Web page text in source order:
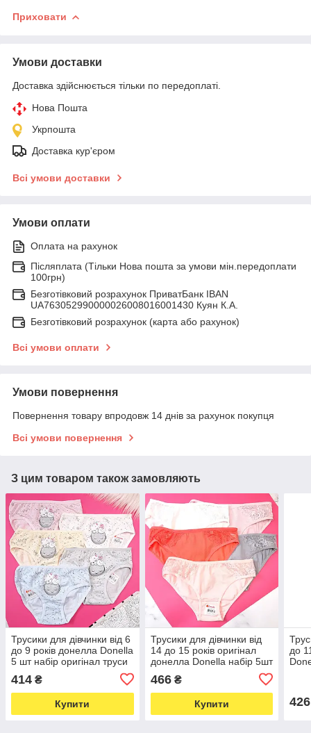
Приховати
Умови доставки
Доставка здійснюється тільки по передоплаті.
Нова Пошта
Укрпошта
Доставка кур'єром
Всі умови доставки
Умови оплати
Оплата на рахунок
Післяплата (Тільки Нова пошта за умови мін.передоплати
100грн)
Безготівковий розрахунок ПриватБанк IBAN
UA763052990000026008016001430 Куян К.А.
Безготівковий розрахунок (карта або рахунок)
Всі умови оплати
Умови повернення
Повернення товару впродовж 14 днів за рахунок покупця
Всі умови повернення
З цим товаром також замовляють
Трусики для дівчинки від 6
до 9 років донелла Donella
5 шт набір оригінал труси
414 ₴
Купити
Трусики для дівчинки від
14 до 15 років оригінал
донелла Donella набір 5шт
білизна
466₴
Купити
до
426